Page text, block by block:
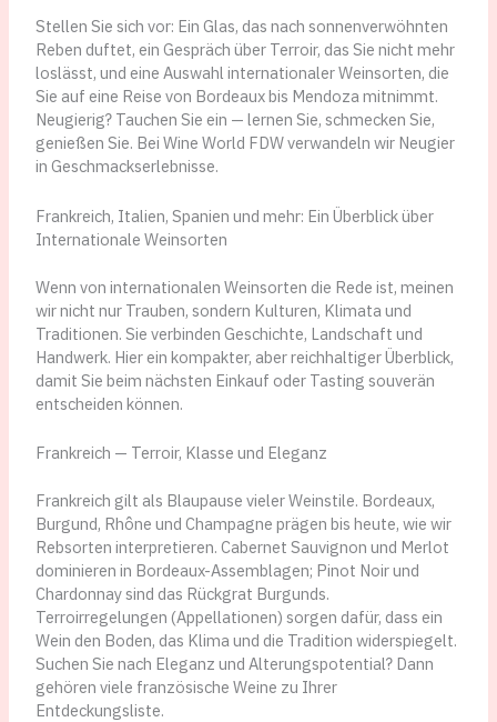
Stellen Sie sich vor: Ein Glas, das nach sonnenverwöhnten
Reben duftet, ein Gespräch über Terroir, das Sie nicht mehr
loslässt, und eine Auswahl internationaler Weinsorten, die
Sie auf eine Reise von Bordeaux bis Mendoza mitnimmt.
Neugierig? Tauchen Sie ein — lernen Sie, schmecken Sie,
genießen Sie. Bei Wine World FDW verwandeln wir Neugier
in Geschmackserlebnisse.
Frankreich, Italien, Spanien und mehr: Ein Überblick über
Internationale Weinsorten
Wenn von internationalen Weinsorten die Rede ist, meinen
wir nicht nur Trauben, sondern Kulturen, Klimata und
Traditionen. Sie verbinden Geschichte, Landschaft und
Handwerk. Hier ein kompakter, aber reichhaltiger Überblick,
damit Sie beim nächsten Einkauf oder Tasting souverän
entscheiden können.
Frankreich — Terroir, Klasse und Eleganz
Frankreich gilt als Blaupause vieler Weinstile. Bordeaux,
Burgund, Rhône und Champagne prägen bis heute, wie wir
Rebsorten interpretieren. Cabernet Sauvignon und Merlot
dominieren in Bordeaux-Assemblagen; Pinot Noir und
Chardonnay sind das Rückgrat Burgunds.
Terroirregelungen (Appellationen) sorgen dafür, dass ein
Wein den Boden, das Klima und die Tradition widerspiegelt.
Suchen Sie nach Eleganz und Alterungspotential? Dann
gehören viele französische Weine zu Ihrer
Entdeckungsliste.